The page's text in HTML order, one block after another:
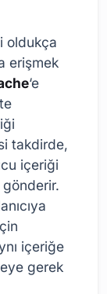
oldukça
erişmek
‘e
takdirde,
içeriği
gönderir.
içeriğe
gerek